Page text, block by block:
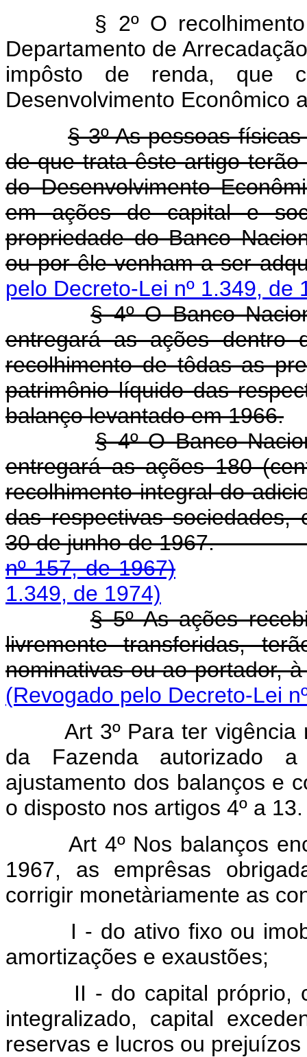
§ 2º O recolhimento
Departamento de
impôsto de renda, que
Desenvolvimento Econômico
§ 3º As pessoas
de que trata êste artigo
do Desenvolvimento
em ações de capital e
propriedade do Banco
ou por êle venham a ser
pelo Decreto-Lei nº 1.349, de
§ 4º O Banco
entregará as ações dentro
recolhimento de tôdas as
patrimônio líquido das
balanço levantado em 1966.
§ 4º O Banco
entregará as ações 180
recolhimento integral do
das respectivas sociedades,
30 de junho de
nº 157, de 1967)
1.349, de 1974)
§ 5º As ações
livremente transferidas,
nominativas ou ao portador,
(Revogado pelo Decreto-Lei
Art 3º Para ter
da Fazenda autorizado
ajustamento dos balanços e
o disposto nos artigos 4º a 13.
Art 4º Nos balanços
1967, as emprêsas
corrigir monetàriamente as
I - do ativo fixo ou
amortizações e exaustões;
II - do capital próprio,
integralizado, capital
reservas e lucros ou